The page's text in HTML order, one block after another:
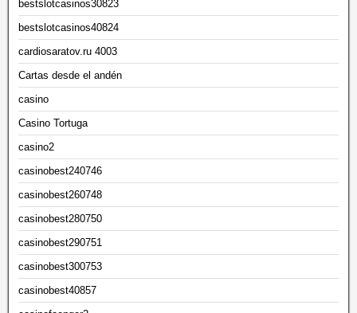
bestslotcasinos30823
bestslotcasinos40824
cardiosaratov.ru 4003
Cartas desde el andén
casino
Casino Tortuga
casino2
casinobest240746
casinobest260748
casinobest280750
casinobest290751
casinobest300753
casinobest40857